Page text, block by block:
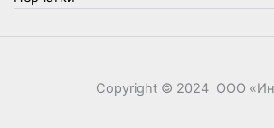
Copyright © 2024 ООО